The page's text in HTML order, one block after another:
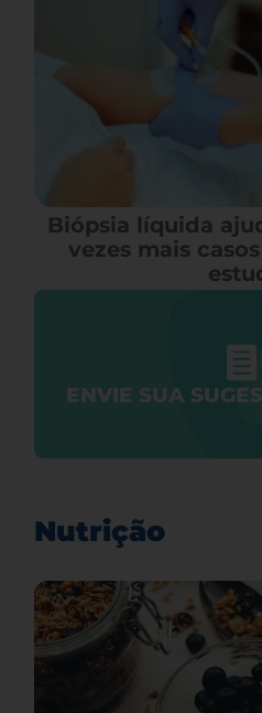
Biópsia líquida
vezes mais
ENVIE SUA
Nutrição